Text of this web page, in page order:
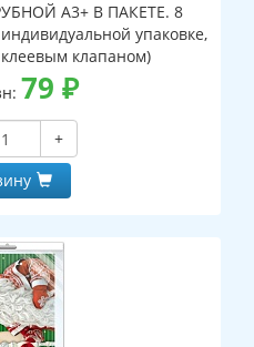
А3+ В ПАКЕТЕ. 8
упаковке,
клапаном)
79 ₽
+